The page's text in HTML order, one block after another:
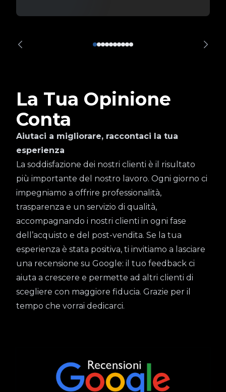
La Tua Opinione
Conta
Aiutaci a migliorare, raccontaci la tua
esperienza
La soddisfazione dei nostri clienti è il risultato
più importante del nostro lavoro. Ogni giorno ci
impegniamo a offrire professionalità,
trasparenza e un servizio di qualità,
accompagnando i nostri clienti in ogni fase
dell’acquisto e del post-vendita. Se la tua
esperienza è stata positiva, ti invitiamo a lasciare
una recensione su Google: il tuo feedback ci
aiuta a crescere e permette ad altri clienti di
scegliere con maggiore fiducia. Grazie per il
tempo che vorrai dedicarci.